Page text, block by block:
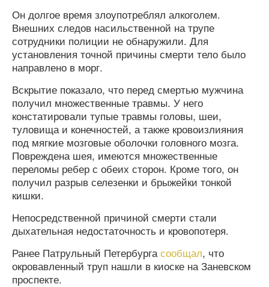
Он долгое время злоупотреблял алкоголем.
Внешних следов насильственной на трупе
сотрудники полиции не обнаружили. Для
установления точной причины смерти тело было
направлено в морг.
Вскрытие показало, что перед смертью мужчина
получил множественные травмы. У него
констатировали тупые травмы головы, шеи,
туловища и конечностей, а также кровоизлияния
под мягкие мозговые оболочки головного мозга.
Повреждена шея, имеются множественные
переломы ребер с обеих сторон. Кроме того, он
получил разрыв селезенки и брыжейки тонкой
кишки.
Непосредственной причиной смерти стали
дыхательная недостаточность и кровопотеря.
Ранее Патрульный Петербургасообщал, что
окровавленный труп нашли в киоске на Заневском
проспекте.